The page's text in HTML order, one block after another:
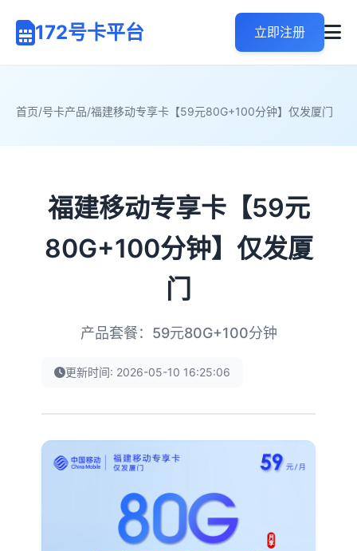
172号卡平台 立即注册
首页/号卡产品/福建移动专享卡【59元80G+100分钟】仅发厦门
福建移动专享卡【59元
80G+100分钟】仅发厦
门
产品套餐：59元80G+100分钟
更新时间: 2026-05-10 16:25:06